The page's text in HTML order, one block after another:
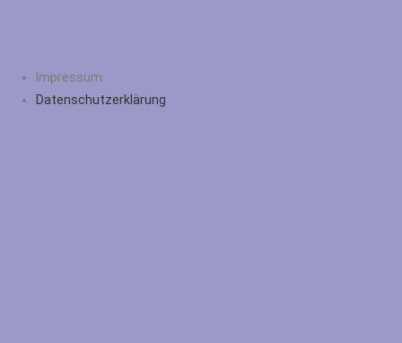
Impressum
Datenschutzerklärung